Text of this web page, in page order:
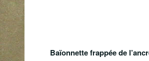
Baïonnette frappée de